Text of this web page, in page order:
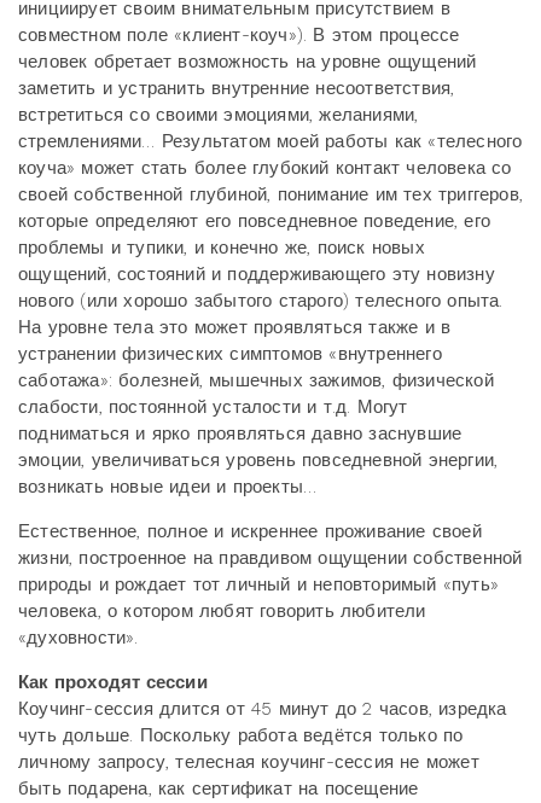
инициирует своим внимательным присутствием в
совместном поле «клиент-коуч»). В этом процессе
человек обретает возможность на уровне ощущений
заметить и устранить внутренние несоответствия,
встретиться со своими эмоциями, желаниями,
стремлениями… Результатом моей работы как «телесного
коуча» может стать более глубокий контакт человека со
своей собственной глубиной, понимание им тех триггеров,
которые определяют его повседневное поведение, его
проблемы и тупики, и конечно же, поиск новых
ощущений, состояний и поддерживающего эту новизну
нового (или хорошо забытого старого) телесного опыта.
На уровне тела это может проявляться также и в
устранении физических симптомов «внутреннего
саботажа»: болезней, мышечных зажимов, физической
слабости, постоянной усталости и т.д. Могут
подниматься и ярко проявляться давно заснувшие
эмоции, увеличиваться уровень повседневной энергии,
возникать новые идеи и проекты…
Естественное, полное и искреннее проживание своей
жизни, построенное на правдивом ощущении собственной
природы и рождает тот личный и неповторимый «путь»
человека, о котором любят говорить любители
«духовности».
Как проходят сессии
Коучинг-сессия длится от 45 минут до 2 часов, изредка
чуть дольше. Поскольку работа ведётся только по
личному запросу, телесная коучинг-сессия не может
быть подарена, как сертификат на посещение